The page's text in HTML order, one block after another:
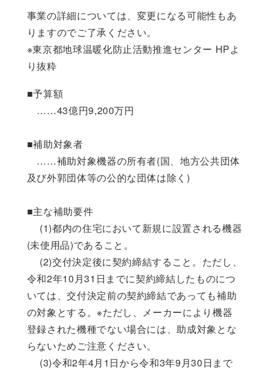
事業の詳細については、変更になる可能性もあ
りますのでご了承ください。
※東京都地球温暖化防止活動推進センター HPよ
り抜粋
■予算額
……43億円9,200万円
■補助対象者
……補助対象機器の所有者(国、地方公共団体
及び外郭団体等の公的な団体は除く)
■主な補助要件
(1)都内の住宅において新規に設置される機器
(未使用品)であること。
(2)交付決定後に契約締結すること。ただし、
令和2年10月31日までに契約締結したものにつ
いては、交付決定前の契約締結であっても補助
の対象とする。※ただし、メーカーにより機器
登録された機種でない場合には、助成対象とな
らないためご注意ください。
(3)令和2年4月1日から令和3年9月30日まで